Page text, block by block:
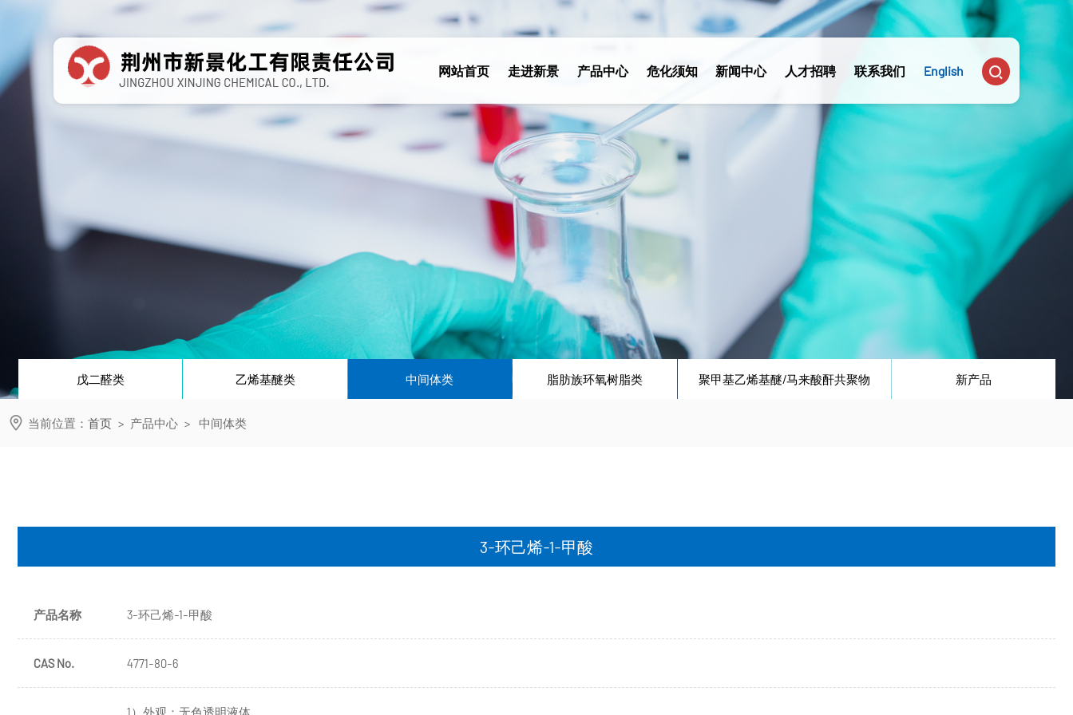
网站首页 走进新景 产品中心 危化须知 新闻中心 人才招聘 联系我们 English 
戊二醛类 乙烯基醚类 中间体类 脂肪族环氧树脂类 聚甲基乙烯基醚/马来酸酐共聚物 新产品
当前位置： 首页 > 产品中心 > 中间体类
3-环己烯-1-甲酸
产品名称 3-环己烯-1-甲酸
CAS No. 4771-80-6
1）外观：无色透明液体